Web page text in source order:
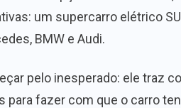
um supercarro elétrico
BMW e Audi.
pelo inesperado: ele traz
fazer com que o carro